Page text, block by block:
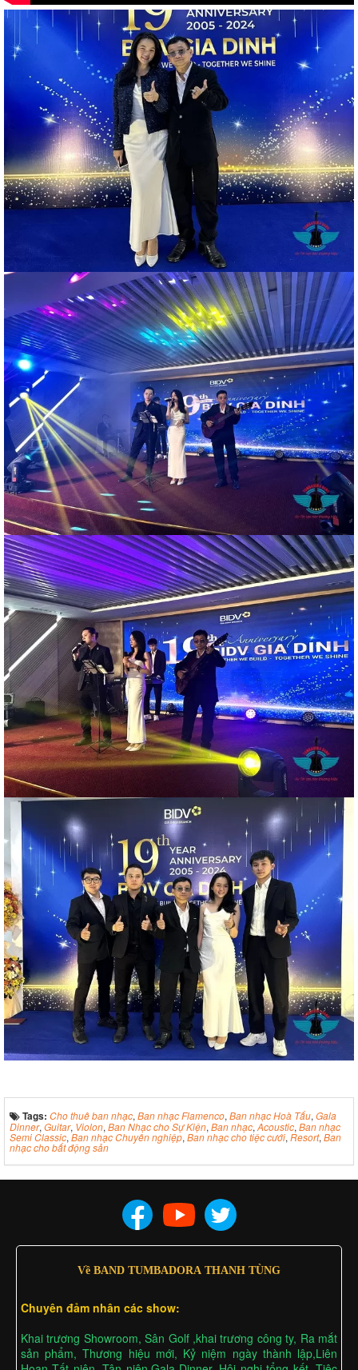
Tags: Cho thuê ban nhạc, Ban nhạc Flamenco, Ban nhạc Hoà Tấu, Gala
Dinner, Guitar, Violon, Ban Nhạc cho Sự Kiện, Ban nhạc, Acoustic, Ban nhạc
Semi Classic, Ban nhạc Chuyên nghiệp, Ban nhạc cho tiệc cưới, Resort, Ban
nhạc cho bất động sản
Về BAND TUMBADORA THANH TÙNG
Chuyên đảm nhân các show:
Khai trương Showroom, Sân Golf ,khai trương công ty, Ra mắt
sản phẩm, Thương hiệu mới, Kỷ niệm ngày thành lập,Liên